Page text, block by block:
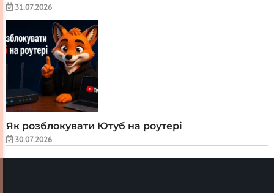
31.07.2026
Як розблокувати Ютуб на роутері
30.07.2026